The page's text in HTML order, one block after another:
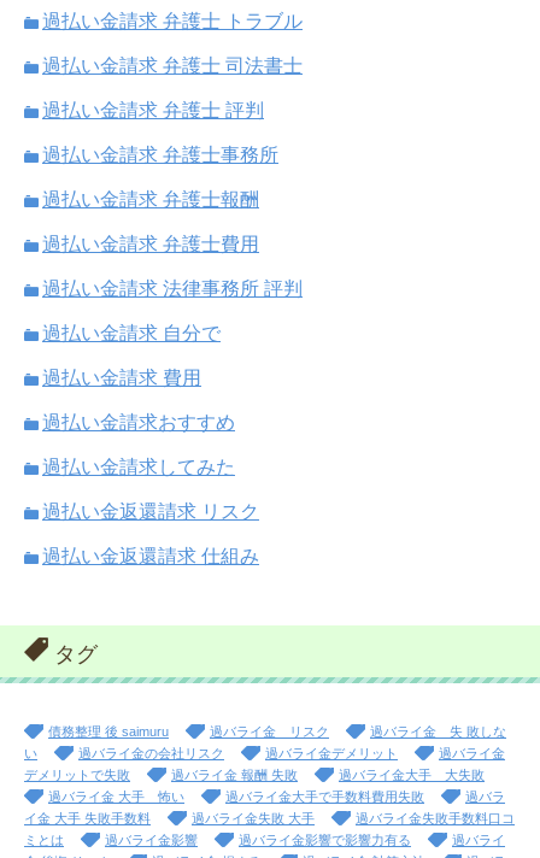
過払い金請求 弁護士 トラブル
過払い金請求 弁護士 司法書士
過払い金請求 弁護士 評判
過払い金請求 弁護士事務所
過払い金請求 弁護士報酬
過払い金請求 弁護士費用
過払い金請求 法律事務所 評判
過払い金請求 自分で
過払い金請求 費用
過払い金請求おすすめ
過払い金請求してみた
過払い金返還請求 リスク
過払い金返還請求 仕組み
タグ
債務整理 後 saimuru 過バライ金 リスク
過バライ金 失 敗しな
い
過バライ金の会社リスク 過バライ金デメリット
過バライ金
デメリットで失敗
過バライ金 報酬 失敗
過バライ金大手 大失敗
過バライ金 大手 怖い
過バライ金大手で手数料費用失敗
過バラ
イ金 大手 失敗手数料
過バライ金失敗 大手
過バライ金失敗手数料口コ
ミとは
過バライ金影響 過バライ金影響で影響力有る
過バライ